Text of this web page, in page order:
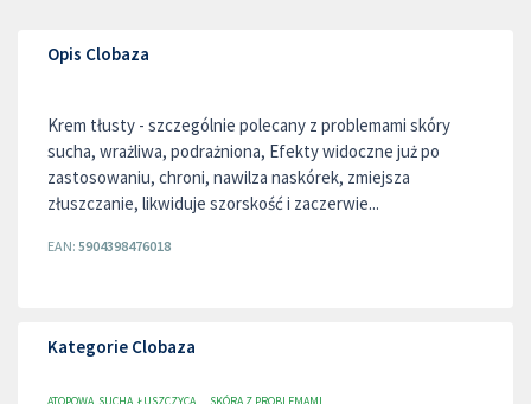
Opis Clobaza
Krem tłusty - szczególnie polecany z problemami skóry
sucha, wrażliwa, podrażniona, Efekty widoczne już po
zastosowaniu, chroni, nawilza naskórek, zmiejsza
złuszczanie, likwiduje szorskość i zaczerwie...
EAN: 5904398476018
Kategorie Clobaza